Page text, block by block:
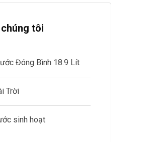
tôi
Đóng Bình 18.9 Lít
Trời
sinh hoạt